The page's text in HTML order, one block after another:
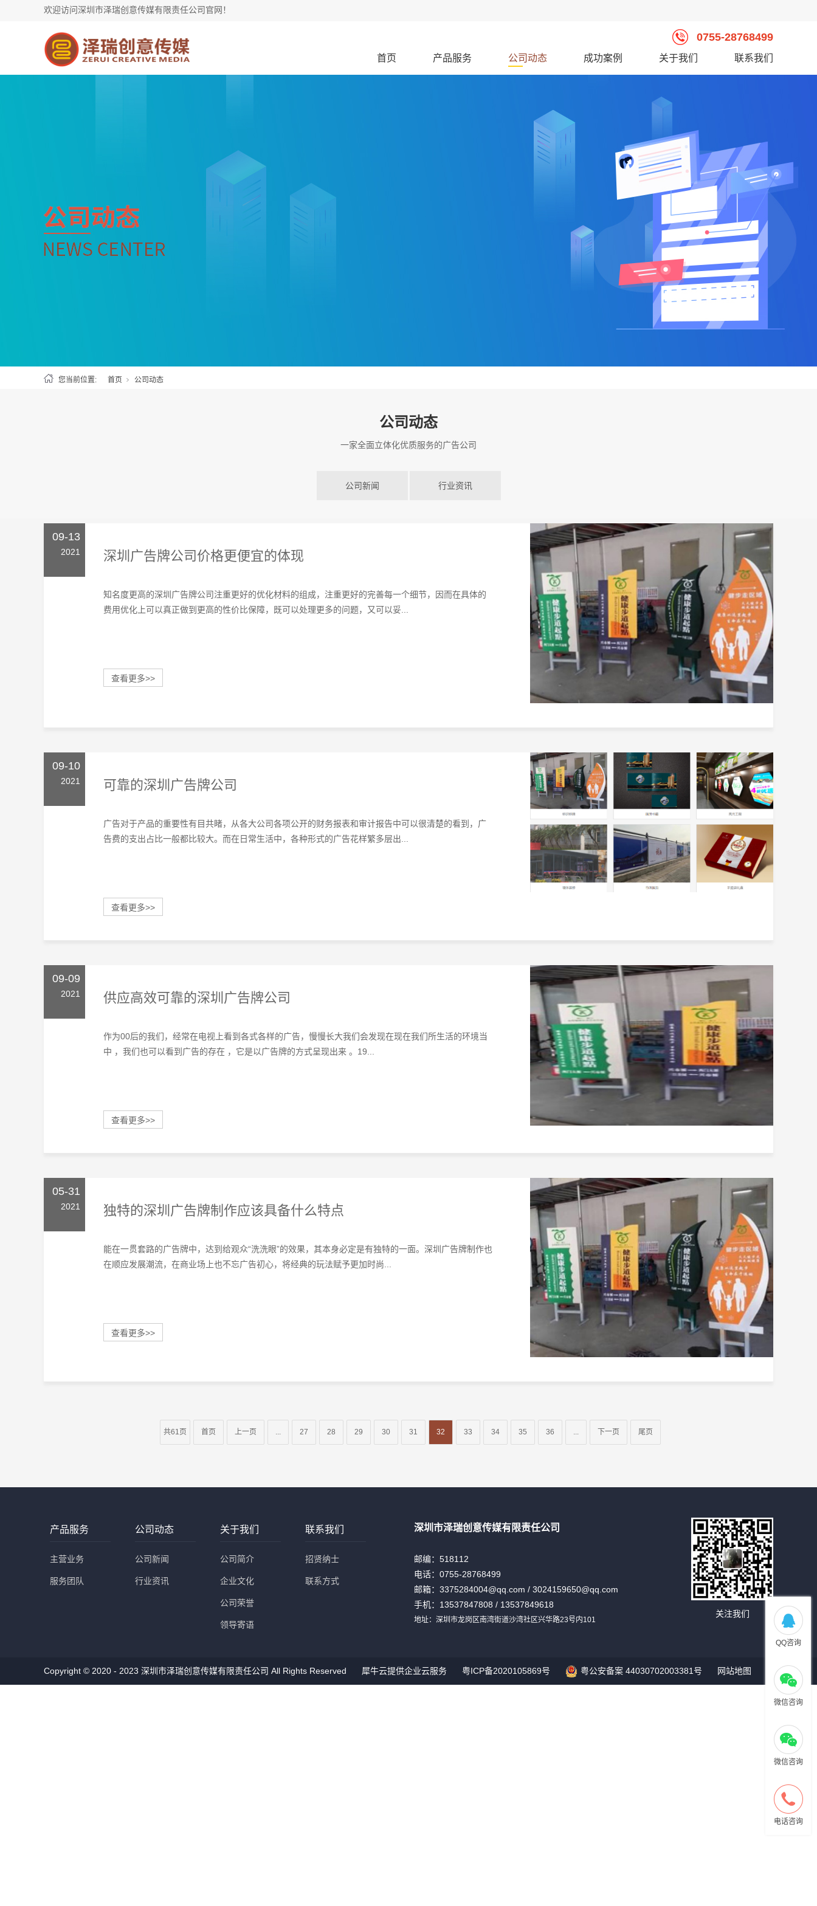
欢迎访问深圳市泽瑞创意传媒有限责任公司官网！
首页 产品服务 公司动态 成功案例 关于我们 联系我们
0755-28768499
您当前位置: 首页 公司动态
公司动态
一家全面立体化优质服务的广告公司
公司新闻 行业资讯
09-13
2021 深圳广告牌公司价格更便宜的体现
知名度更高的深圳广告牌公司注重更好的优化材料的组成，注重更好的完善每一个细节，因而在具体的
费用优化上可以真正做到更高的性价比保障，既可以处理更多的问题，又可以妥...
查看更多>>
09-10
2021 可靠的深圳广告牌公司
广告对于产品的重要性有目共睹，从各大公司各项公开的财务报表和审计报告中可以很清楚的看到，广
告费的支出占比一般都比较大。而在日常生活中，各种形式的广告花样繁多层出...
查看更多>>
09-09
2021 供应高效可靠的深圳广告牌公司
作为00后的我们，经常在电视上看到各式各样的广告，慢慢长大我们会发现在现在我们所生活的环境当
中 ，我们也可以看到广告的存在 ，它是以广告牌的方式呈现出来 。19...
查看更多>>
05-31
2021 独特的深圳广告牌制作应该具备什么特点
能在一贯套路的广告牌中，达到给观众“洗洗眼”的效果，其本身必定是有独特的一面。深圳广告牌制作也
在顺应发展潮流，在商业场上也不忘广告初心，将经典的玩法赋予更加时尚...
查看更多>>
共61页 首页 上一页 ... 27 28 29 30 31 32 33 34 35 36 ... 下一页 尾页
产品服务
主营业务
服务团队
公司动态
公司新闻
行业资讯
关于我们
公司简介
企业文化
公司荣誉
领导寄语
联系我们
招贤纳士
联系方式
深圳市泽瑞创意传媒有限责任公司
邮编：518112
电话： 0755-28768499
邮箱：3375284004@qq.com / 3024159650@qq.com
手机：13537847808 / 13537849618
地址：深圳市龙岗区南湾街道沙湾社区兴华路23号内101
关注我们
Copyright © 2020 - 2023 深圳市泽瑞创意传媒有限责任公司 All Rights Reserved 犀牛云提供企业云服务 粤ICP备2020105869号 粤公安备案 44030702003381号 网站地图
QQ咨询
微信咨询
微信咨询
电话咨询